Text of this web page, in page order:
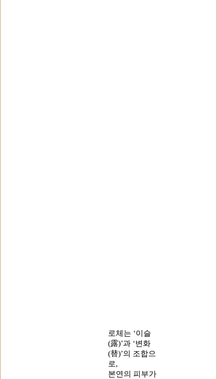
로체는 ‘이슬
(露)’과 ‘변화
(替)’의 조합으
로,
본연의 피부가